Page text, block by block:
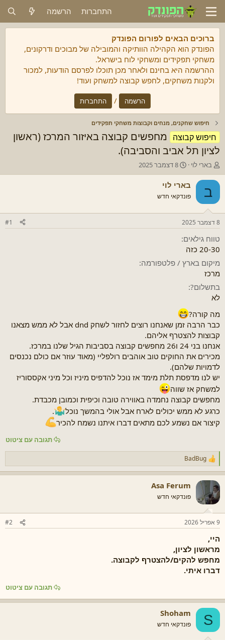
התחברות הרשמה
ברוכים הבאים לפורום הפונדק
הפונדק הוא הקהילה הוותיקה והמובילה של מבוכים ודרקונים,
משחקי תפקידים ומשחקי לוח בישראל.
ההרשמה היא בחינם ולאחר מכן תוכלו לפרסם הודעות, למכור
ולקנות משחקים, לחפש קבוצה למשחק ועוד!
הרשמה / התחברות
חיפוש שחקנים, מנחים וקבוצות משחקי תפקידים
חיפוש קבוצה מחפשים קבוצה באיזור המרכז (ראשון
לציון תל אביב והסביבה).
מ
ח
ב
ר
ת
נ
ו
ש
א
בארי לוי
ת
א
ר
ך
ח
8 דצמבר 2025
ב בארי לוי
פונדקאי חדש
8 דצמבר 2025 #1
טווח גילאים
20-30 כזה
מיקום בארץ / פלטפורמה
מרכז
בתשלום?
לא
מה קורה?
כבר הרבה זמן שאנחנו רוצים לחזור לשחק dnd אבל לא ממש מצאנו
קבוצות להצטרף אליהם.
אנחנו בני 24 ו26 מחפשים קבוצה בסביבות הגיל שלנו במרכז.
מכירים את החוקים טוב אוהבים רולפליי (מאוד עוזר אם כולם נכנסים
לדמויות שלהם).
יש לנו מדפסת תלת מימד אז נוכל להדפיס מיניז וכל מיני אקססוריז
למשחק אז שווה
מחפשים קבוצה נחמדה באווירה טובה וכיפית וכמובן מכבדת.
כרגע לא ממש יכולים לארח אבל אולי בהמשך נוכל
.
קיצור אם נשמע לכם מתאים דברו איתנו נשמח להכיר
תגובה עם ציטוט
ר
ג
ש
ו
ת
:
BadBug
Asa Ferum
פונדקאי חדש
9 אפריל 2026 #2
היי,
מראשון לציון,
מחפש להקים/להצטרף לקבוצה.
דברו איתי.
תגובה עם ציטוט
S
Shoham
פונדקאי חדש